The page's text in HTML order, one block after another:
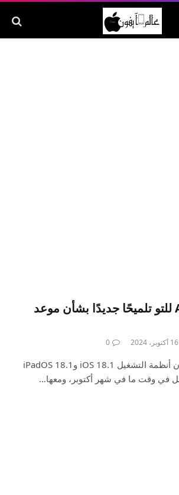
أسقطت Apple للتو تلميحًا جديدًا بشأن موعد
16 أكتوبر، 2024 0
قالت شركة Apple إن أنظمة التشغيل iOS 18.1 وiPadOS 18.1